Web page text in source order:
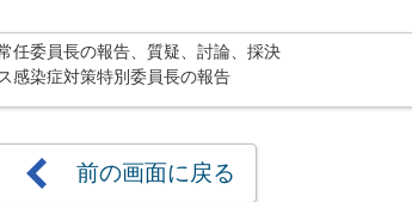
任委員長の報告、質疑、討論、採決
感染症対策特別委員長の報告
前の画面に戻る